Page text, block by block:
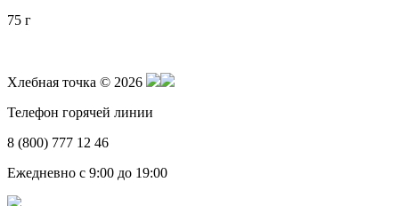
75 г
Хлебная точка © 2026
Телефон горячей линии
8 (800) 777 12 46
Ежедневно с 9:00 до 19:00